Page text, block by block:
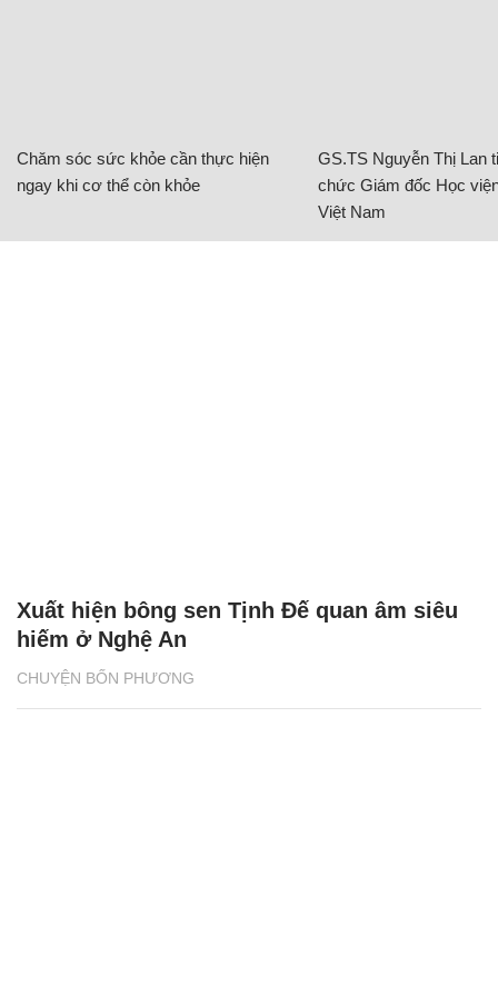
Chăm sóc sức khỏe cần thực hiện
ngay khi cơ thể còn khỏe
GS.TS Nguyễn Thị Lan
chức Giám đốc Học
Việt Nam
CHUYỆN BỐN PHƯƠNG
Xuất hiện bông sen Tịnh Đế quan âm siêu
hiếm ở Nghệ An